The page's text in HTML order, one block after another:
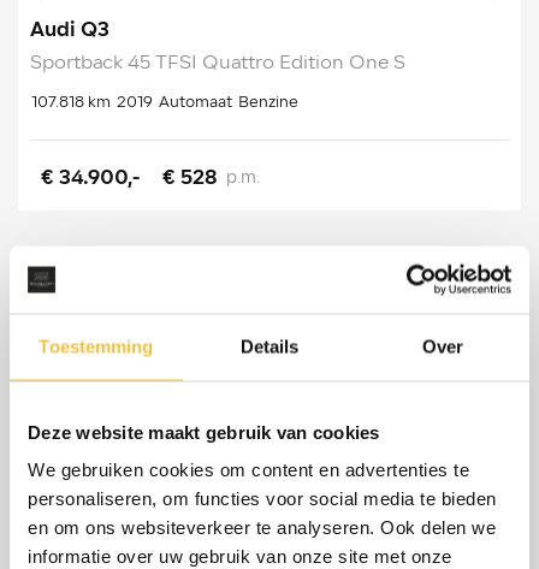
Toestemming Details Over
Deze website maakt gebruik van cookies
We gebruiken cookies om content en advertenties te
personaliseren, om functies voor social media te bieden
en om ons websiteverkeer te analyseren. Ook delen we
informatie over uw gebruik van onze site met onze
Audi Q3
Sportback 45 TFSI Quattro Edition One S
107.818 km 2019 Automaat Benzine
€ 34.900,- € 528 p.m.